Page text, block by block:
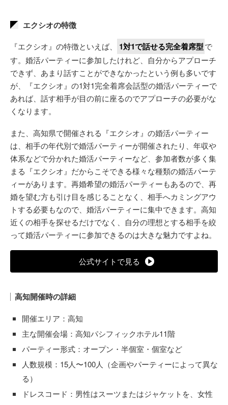
エクシオの特徴
『エクシオ』の特徴といえば、 1対1で話せる完全着席型で
す。婚活パーティーに参加したけれど、自分からアプローチ
できず、あまり話すことができなかったという例も多いです
が、『エクシオ』の1対1完全着席会話型の婚活パーティーで
あれば、話す相手が目の前に座るのでアプローチの必要がな
くなります。
また、高知県で開催される『エクシオ』の婚活パーティー
は、相手の年代別で婚活パーティーが開催されたり、年収や
体系などで分かれた婚活パーティーなど、参加者数が多く集
まる『エクシオ』だからこそできる様々な種類の婚活パーテ
ィーがあります。再婚希望の婚活パーティーもあるので、再
婚を望む方も引け目を感じることなく、相手へカミングアウ
トする必要もなので、婚活パーティーに集中できます。高知
近くの相手を探せるだけでなく、自分の理想とする相手を絞
って婚活パーティーに参加できるのは大きな魅力ですよね。
公式サイトで見る
高知開催時の詳細
開催エリア：高知
主な開催会場：高知パシフィックホテル11階
パーティー形式：オープン・半個室・個室など
人数規模：15人〜100人（企画やパーティーによって異な
る）
ドレスコード：男性はスーツまたはジャケットを、女性